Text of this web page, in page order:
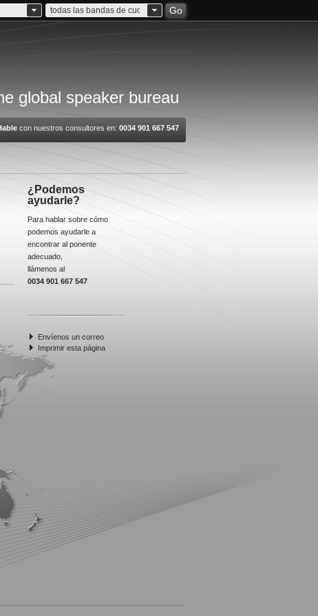
todas las bandas de cuota Go
global speaker bureau
con nuestros consultores en: 0034 901 667 547
¿Podemos
ayudarle?
Para hablar sobre cómo
podemos ayudarle a
encontrar al ponente
adecuado,
llámenos al
0034 901 667 547
Envíenos un correo
Imprimir esta página